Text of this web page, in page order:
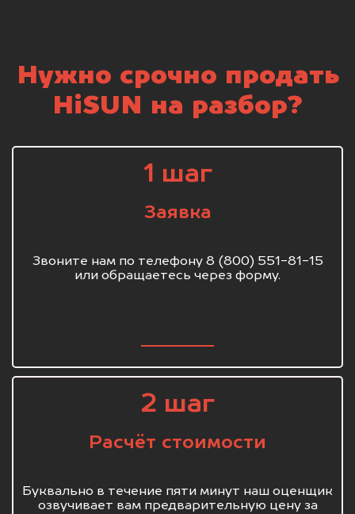
Нужно срочно продать
HiSUN на разбор?
1 шаг
Заявка
Звоните нам по телефону 8 (800) 551-81-15
или обращаетесь через форму.
2 шаг
Расчёт стоимости
Буквально в течение пяти минут наш оценщик
озвучивает вам предварительную цену за